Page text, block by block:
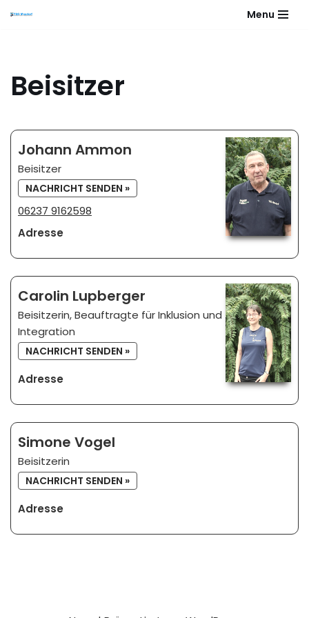
Menu
Beisitzer
Johann Ammon
Beisitzer
NACHRICHT SENDEN »
06237 9162598
Adresse
Carolin Lupberger
Beisitzerin, Beauftragte für Inklusion und
Integration
NACHRICHT SENDEN »
Adresse
Simone Vogel
Beisitzerin
NACHRICHT SENDEN »
Adresse